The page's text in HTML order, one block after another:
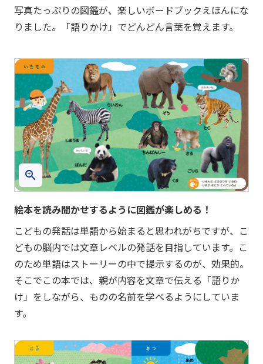
写真たっぷりの図鑑が、楽しいボードブックえほんにな
りました。「語りかけ」でどんどん言葉を覚えます。
絵本を読み聞かせするように図鑑が楽しめる！
こどもの発話は単語から始まると思われがちですが、こ
どもの脳内では文章レベルの発話を目指しています。こ
のため単語はストーリーの中で提示するのが、効果的。
そこでこの本では、親が内容を文章で伝える「語りか
け」をしながら、ものの名前を学べるようにしていま
す。